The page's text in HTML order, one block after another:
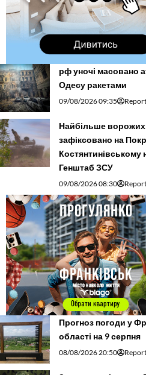
рф уночі масовано
Одесу ракетами
09/08/2026 09:35
Найбільше
зафіксовано на
Костянтинівському
Генштаб ЗСУ
09/08/2026 08:30
Прогноз погоди у
області на 9 серпня
08/08/2026 20:50